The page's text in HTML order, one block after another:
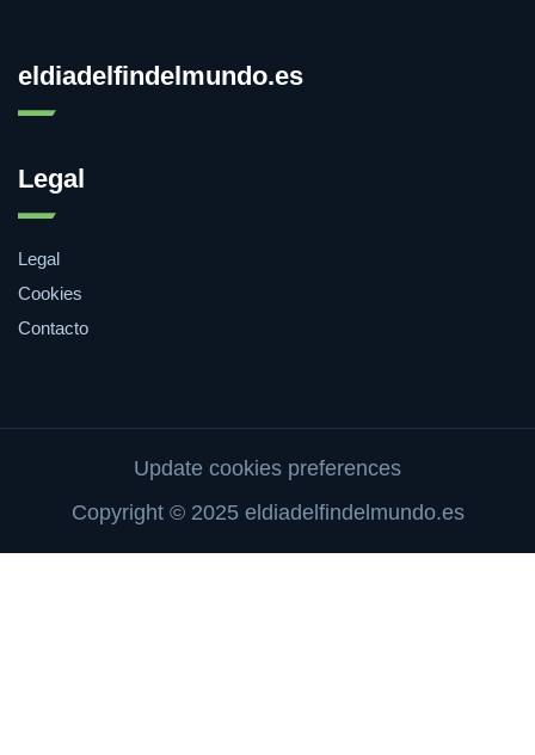
eldiadelfindelmundo.es
Legal
Legal
Cookies
Contacto
Update cookies preferences
Copyright © 2025 eldiadelfindelmundo.es